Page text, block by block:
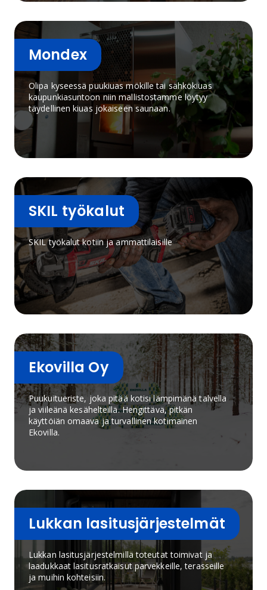
Mondex
Olipa kyseessä puukiuas mökille tai sähkökiuas
kaupunkiasuntoon niin mallistostamme löytyy
täydellinen kiuas jokaiseen saunaan.
SKIL työkalut
SKIL työkalut kotiin ja ammattilaisille
Ekovilla Oy
Puukuitueriste, joka pitää kotisi lämpimänä talvella
ja viileänä kesähelteillä. Hengittävä, pitkän
käyttöiän omaava ja turvallinen kotimainen
Ekovilla.
Lukkan lasitusjärjestelmät
Lukkan lasitusjärjestelmillä toteutat toimivat ja
laadukkaat lasitusratkaisut parvekkeille, terasseille
ja muihin kohteisiin.